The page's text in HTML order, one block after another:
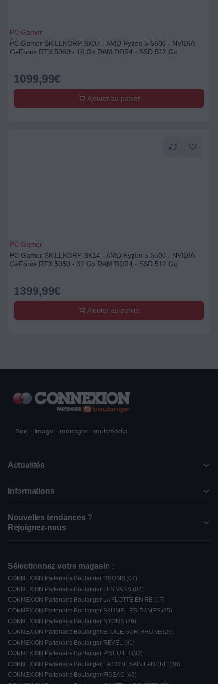
PC Gamer
PC Gamer SKILLKORP SK07 - AMD Ryzen 5 5500 - NVIDIA
GeForce RTX 5060 - 16 Go RAM DDR4 - SSD 512 Go
1099,99€
Ajouter au panier
PC Gamer
PC Gamer SKILLKORP SK14 - AMD Ryzen 5 5500 - NVIDIA
GeForce RTX 5050 - 32 Go RAM DDR4 - SSD 512 Go
1399,99€
Ajouter au panier
Son - Image - ménager - multimédia
Actualités
Informations
Nouvelles tendances ?
Rejoignez-nous
Sélectionnez votre magasin :
CONNEXION Partenaire Boulanger RUOMS (07)
CONNEXION Partenaire Boulanger LES VANS (07)
CONNEXION Partenaire Boulanger LA FLOTTE EN RE (17)
CONNEXION Partenaire Boulanger BAUME-LES-DAMES (25)
CONNEXION Partenaire Boulanger NYONS (26)
CONNEXION Partenaire Boulanger ETOILE-SUR-RHONE (26)
CONNEXION Partenaire Boulanger REVEL (31)
CONNEXION Partenaire Boulanger PINEUILH (33)
CONNEXION Partenaire Boulanger LA COTE SAINT ANDRE (38)
CONNEXION Partenaire Boulanger FIGEAC (46)